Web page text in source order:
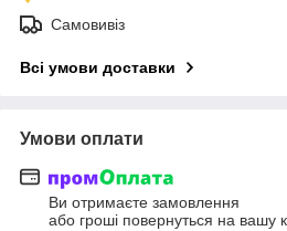
Самовивіз
Всі умови доставки
Умови оплати
Ви отримаєте замовлення
або гроші повернуться на вашу